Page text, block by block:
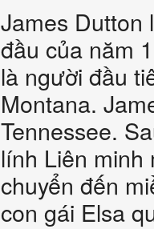
James Dutton
đầu của năm
là người đầu
Montana.
Tennessee.
lính Liên minh
chuyển đến
con gái Elsa